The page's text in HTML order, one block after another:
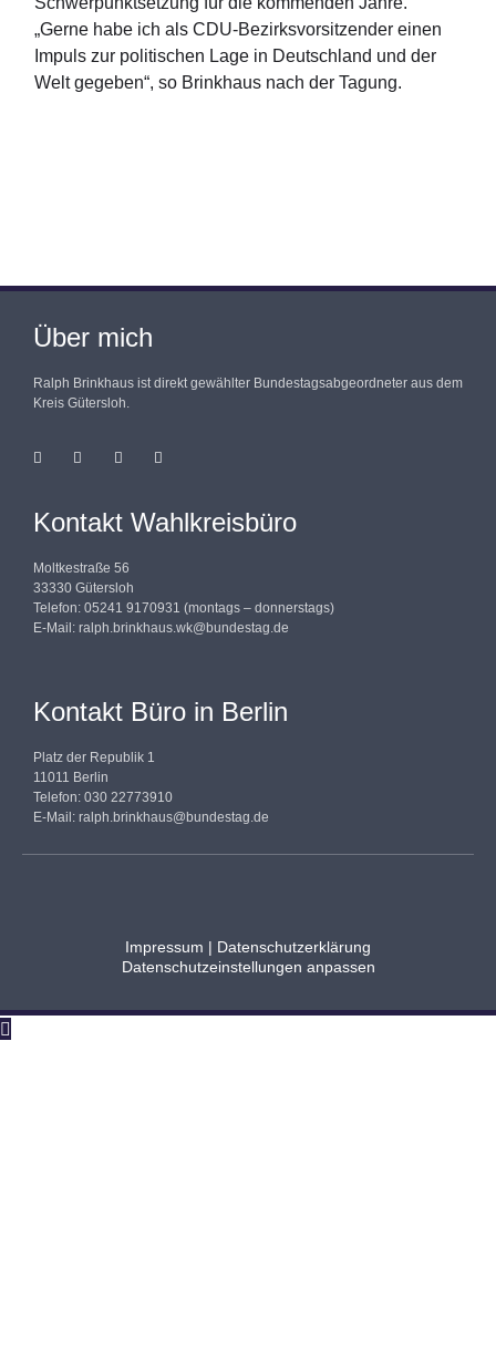
„Gerne habe ich als CDU-Bezirksvorsitzender einen
Impuls zur politischen Lage in Deutschland und der
Welt gegeben“, so Brinkhaus nach der Tagung.
Über mich
Ralph Brinkhaus ist direkt gewählter Bundestagsabgeordneter aus dem
Kreis Gütersloh.
Kontakt Wahlkreisbüro
Moltkestraße 56
33330 Gütersloh
Telefon: 05241 9170931 (montags – donnerstags)
E-Mail: ralph.brinkhaus.wk@bundestag.de
Kontakt Büro in Berlin
Platz der Republik 1
11011 Berlin
Telefon: 030 22773910
E-Mail: ralph.brinkhaus@bundestag.de
Impressum | Datenschutzerklärung
Datenschutzeinstellungen anpassen